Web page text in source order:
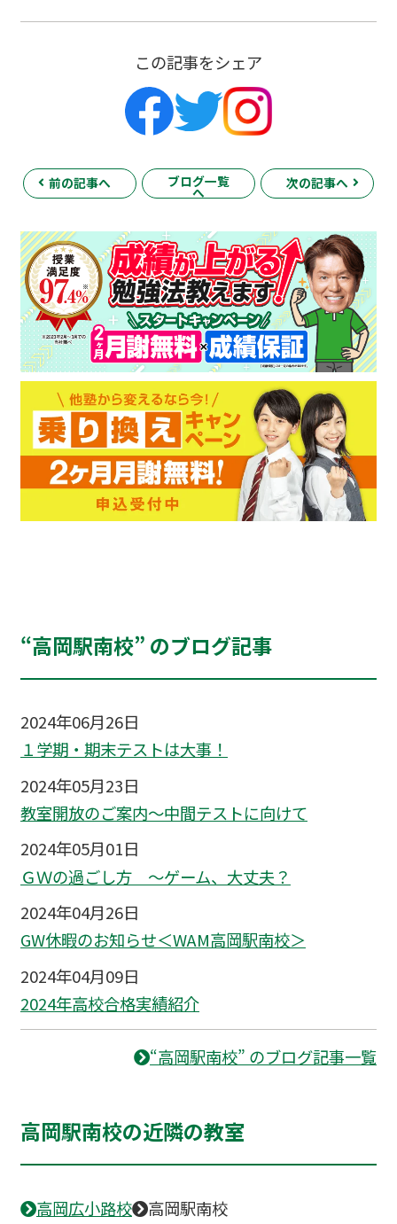
この記事をシェア
前の記事へ ブログ一覧
へ
次の記事へ
“高岡駅南校” のブログ記事
2024年06月26日
１学期・期末テストは大事！
2024年05月23日
教室開放のご案内～中間テストに向けて
2024年05月01日
ＧＷの過ごし方 ～ゲーム、大丈夫？
2024年04月26日
GW休暇のお知らせ＜WAM高岡駅南校＞
2024年04月09日
2024年高校合格実績紹介
“高岡駅南校” のブログ記事一覧
高岡駅南校の近隣の教室
高岡広小路校 高岡駅南校